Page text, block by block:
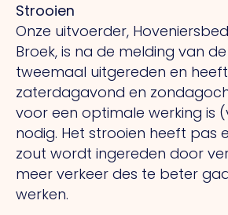
Strooien
Onze uitvoerder,
Broek, is na de melding van
tweemaal uitgereden en
zaterdagavond en
voor een optimale werking is
nodig. Het strooien heeft pas
zout wordt ingereden door
meer verkeer des te beter
werken.